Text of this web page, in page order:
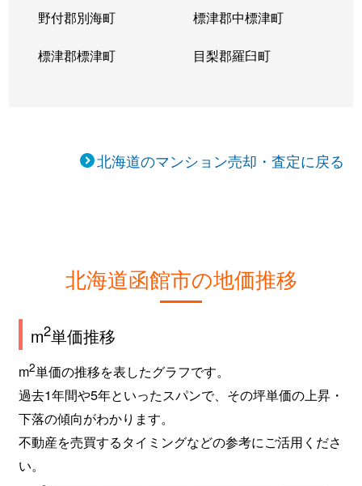
野付郡別海町 標津郡中標津町
標津郡標津町 目梨郡羅臼町
北海道のマンション売却・査定に戻る
北海道函館市の地価推移
m2単価推移
m2単価の推移を表したグラフです。
過去1年間や5年といったスパンで、その坪単価の上昇・
下落の傾向がわかります。
不動産を売買するタイミングなどの参考にご活用くださ
い。